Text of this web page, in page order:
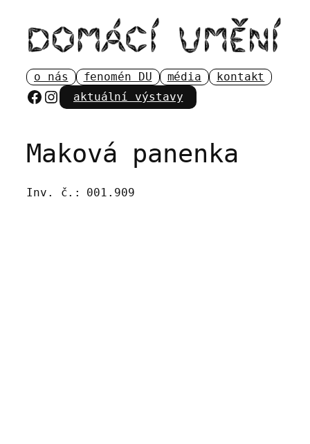
obsah
o nás fenomén DU média kontakt
Facebook
Instagram
aktuální výstavy
Maková panenka
Inv. č.: 001.909